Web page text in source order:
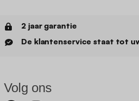
2 jaar garantie
De klantenservice staat tot
Volg ons